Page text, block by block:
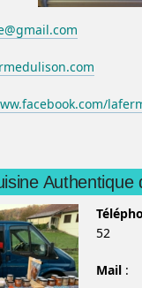
Authentique
52
Mail :